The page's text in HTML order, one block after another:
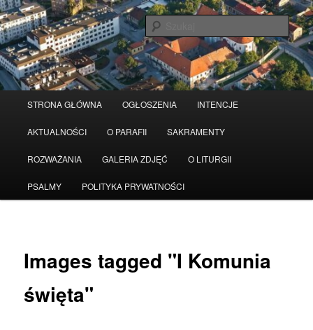
Przeskocz
do
tekstu
STRONA GŁÓWNA OGŁOSZENIA INTENCJE
AKTUALNOŚCI O PARAFII SAKRAMENTY
ROZWAŻANIA GALERIA ZDJĘĆ O LITURGII
PSALMY POLITYKA PRYWATNOŚCI
Images tagged "I Komunia
święta"
Serwis wykorzystuje pliki Cookies Czytaj więcej odrzuć